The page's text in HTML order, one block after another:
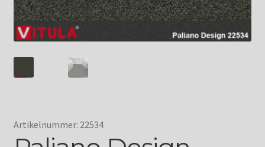
Artikelnummer: 22534